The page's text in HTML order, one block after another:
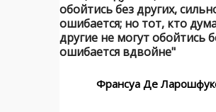
обойтись без других,
ошибается; но тот, кто
другие не могут обойтись
ошибается вдвойне"
Франсуа Де